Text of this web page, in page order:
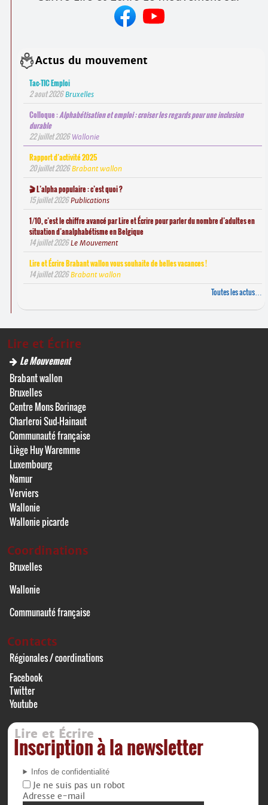
Actus du mouvement
Tac-TIC Emploi
2 aout 2026 Bruxelles
Colloque :Alphabétisation et emploi : croiser les regards pour une inclusion
durable
22 juillet 2026 Wallonie
Rapport d’activité 2025
20 juillet 2026 Brabant wallon
🎬 L’alpha populaire : c’est quoi ?
15 juillet 2026 Publications
1/10, c’est le chiffre avancé par Lire et Écrire pour parler du nombre d’adultes en
situation d’analphabétisme en Belgique
14 juillet 2026 Le Mouvement
Lire et Écrire Brabant wallon vous souhaite de belles vacances !
14 juillet 2026 Brabant wallon
Toutes les actus…
Lire et Écrire
Le Mouvement
Brabant wallon
Bruxelles
Centre Mons Borinage
Charleroi Sud-Hainaut
Communauté française
Liège Huy Waremme
Luxembourg
Namur
Verviers
Wallonie
Wallonie picarde
Coordinations
Bruxelles
Wallonie
Communauté française
Contacts
Régionales / coordinations
Facebook
Twitter
Youtube
Lire et Écrire
Inscription à la newsletter
Infos de confidentialité
Je ne suis pas un robot
Adresse e-mail